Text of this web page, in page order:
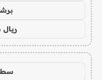
ريال